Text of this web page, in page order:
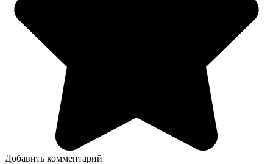
Добавить комментарий